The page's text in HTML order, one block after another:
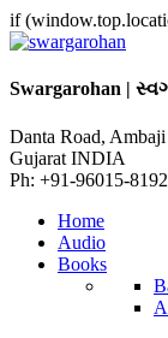
if
Swargarohan |
Danta Road,
Gujarat INDIA
Ph: +91-96015-
Home
Audio
Books